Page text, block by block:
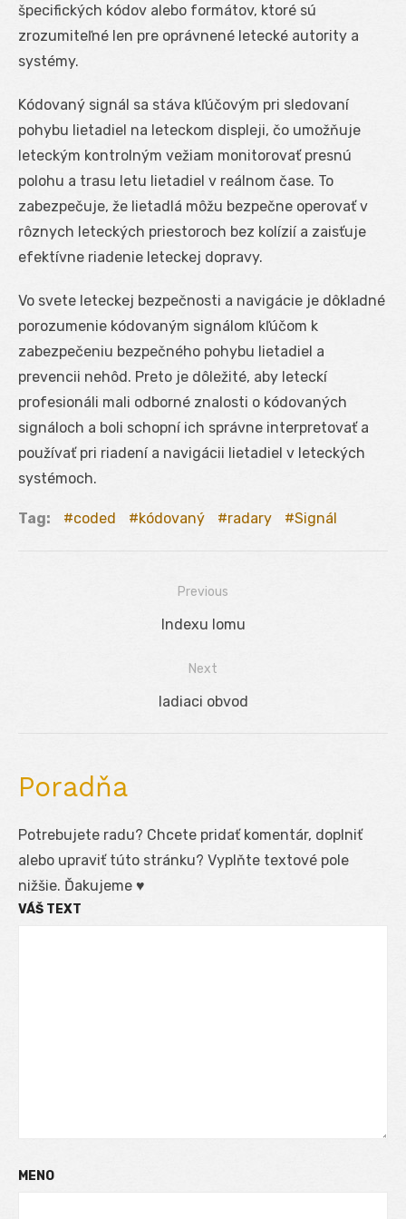
špecifických kódov alebo formátov, ktoré sú
zrozumiteľné len pre oprávnené letecké autority a
systémy.
Kódovaný signál sa stáva kľúčovým pri sledovaní
pohybu lietadiel na leteckom displeji, čo umožňuje
leteckým kontrolným vežiam monitorovať presnú
polohu a trasu letu lietadiel v reálnom čase. To
zabezpečuje, že lietadlá môžu bezpečne operovať v
rôznych leteckých priestoroch bez kolízií a zaisťuje
efektívne riadenie leteckej dopravy.
Vo svete leteckej bezpečnosti a navigácie je dôkladné
porozumenie kódovaným signálom kľúčom k
zabezpečeniu bezpečného pohybu lietadiel a
prevencii nehôd. Preto je dôležité, aby leteckí
profesionáli mali odborné znalosti o kódovaných
signáloch a boli schopní ich správne interpretovať a
používať pri riadení a navigácii lietadiel v leteckých
systémoch.
Tag: coded kódovaný radary Signál
Previous
Previous
Indexu lomu
Next
Next
ladiaci obvod
Poradňa
Potrebujete radu? Chcete pridať komentár, doplniť
alebo upraviť túto stránku? Vyplňte textové pole
nižšie. Ďakujeme ♥
VÁŠ TEXT
MENO